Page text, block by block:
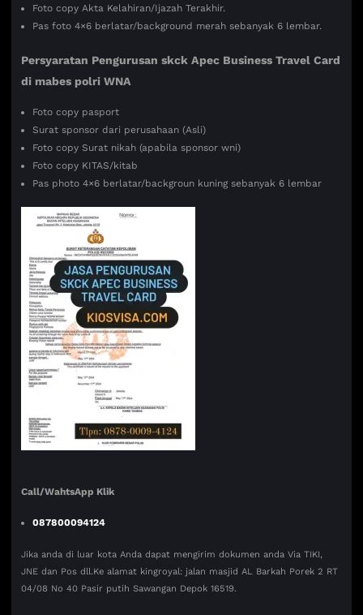
Foto copy Akta Kelahiran/Ijazah Terakhir.
Pas foto 4×6 berlatar/background merah sebanyak 6 lembar.
Persyaratan Pengurusan skck Apec Business Travel Card
di mabes polri WNA
Foto copy pasport
Surat sponsor dari perusahaan (Asli)
Foto copy Surat nikah (apabila sponsor wni)
Foto copy KITAS/kitab
Pas photo 4×6 berlatar/backgroun kuning sebanyak 6 lembar
Call/WahtsApp Klik
087800094124
Jika anda di luar kota Anda dapat mengirim dokumen anda Via TIKI,
JNE dan Pos dll.Ke alamat kingroyal: jalan masjid AL Barkah Porek 2 RT
04/08 No 40 Pasir putih Sawangan Depok 16519.